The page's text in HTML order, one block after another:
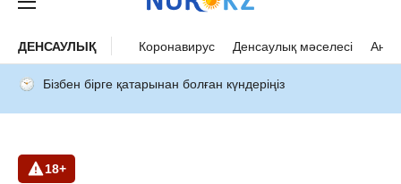
ДЕНСАУЛЫҚ Коронавирус Денсаулық мәселесі Ана
Бізбен бірге қатарынан болған күндеріңіз
18+